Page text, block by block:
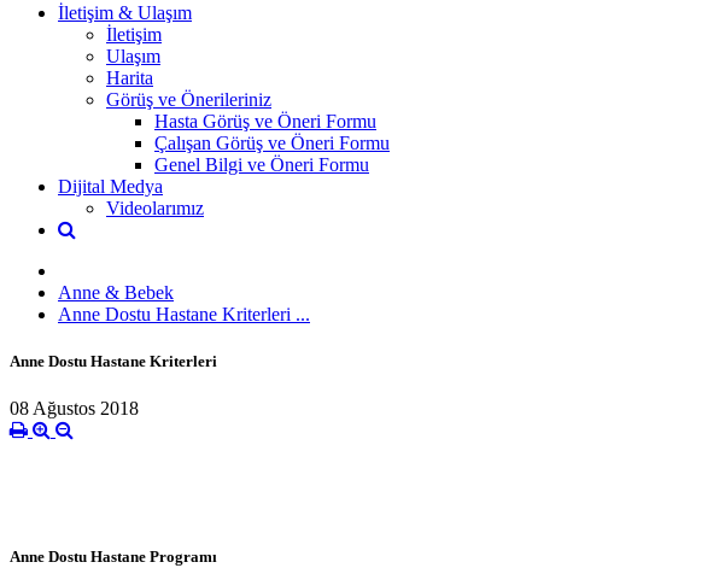
İletişim & Ulaşım
İletişim
Ulaşım
Harita
Görüş ve Önerileriniz
Hasta Görüş ve Öneri Formu
Çalışan Görüş ve Öneri Formu
Genel Bilgi ve Öneri Formu
Dijital Medya
Videolarımız
Anne & Bebek
Anne Dostu Hastane Kriterleri ...
Anne Dostu Hastane Kriterleri
08 Ağustos 2018
Anne Dostu Hastane Programı